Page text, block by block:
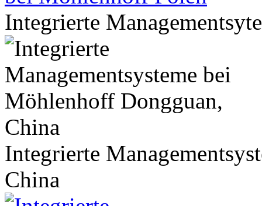
Integrierte
Integrierte
China